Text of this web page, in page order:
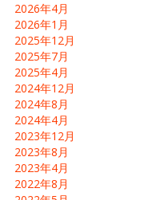
2026年4月
2026年1月
2025年12月
2025年7月
2025年4月
2024年12月
2024年8月
2024年4月
2023年12月
2023年8月
2023年4月
2022年8月